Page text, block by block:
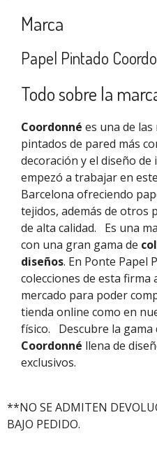
Marca
Papel Pintado
Todo sobre la
Coordonné es una de las
pintados de pared más
decoración y el diseño
empezó a trabajar en
Barcelona ofreciendo
tejidos, además de otros
de alta calidad.
Es una
con una gran gama de
diseños. En Ponte Papel
colecciones de esta firma
mercado para poder
tienda online como en
físico.
Descubre la gama
Coordonné llena de
exclusivos.
**NO SE ADMITEN
BAJO PEDIDO.